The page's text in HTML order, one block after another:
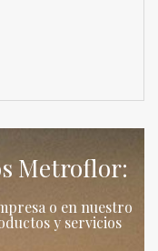
Metroflor:
o en nuestro
y servicios